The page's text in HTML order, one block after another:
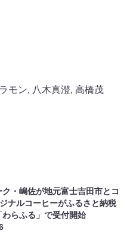
モン, 八木真澄, 高橋茂
ク・嶋佐が地元富士吉田市とコ
ナルコーヒーがふるさと納税
わらふる」で受付開始